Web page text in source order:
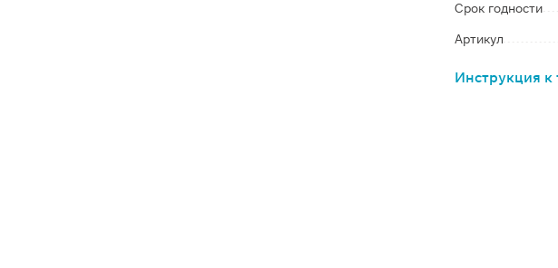
Срок годности
Артикул
Инструкция к